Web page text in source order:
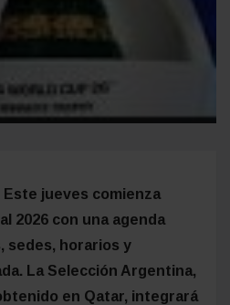
jueves comienza
2026 con una agenda
sedes, horarios y
La Selección Argentina,
en Qatar, integrará